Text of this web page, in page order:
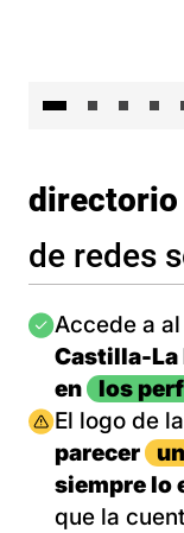
directorio
de redes
Imagen
Accede a
Castilla-La
en
los
Imagen
El logo de
parecer
siempre lo
que la